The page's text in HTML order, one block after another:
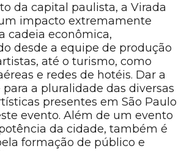
da capital paulista, a Virada
impacto extremamente
cadeia econômica,
desde a equipe de produção
até o turismo, como
e redes de hotéis. Dar a
a pluralidade das diversas
presentes em São Paulo
evento. Além de um evento
da cidade, também é
formação de público e